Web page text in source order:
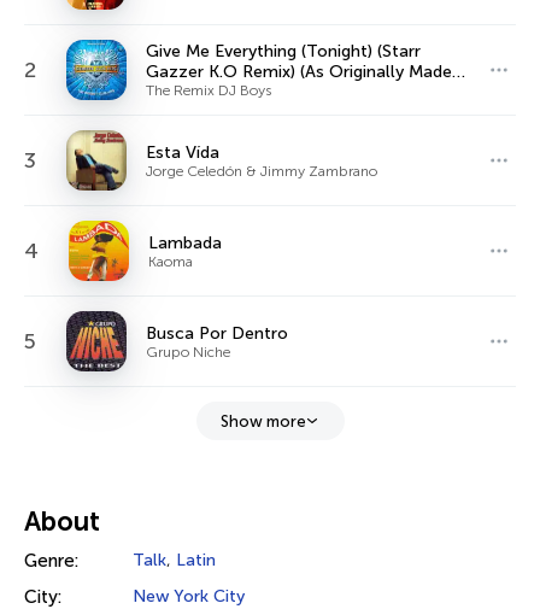
2
Give Me Everything (Tonight) (Starr
Gazzer K.O Remix) (As Originally Made
Famous By Pitbull Ft. Ne-Yo, Afrojack &
The Remix DJ Boys
3 Esta Vída
Jorge Celedón & Jimmy Zambrano
4 Lambada
Kaoma
5 Busca Por Dentro
Grupo Niche
Show more
About
Genre: Talk, Latin
City: New York City